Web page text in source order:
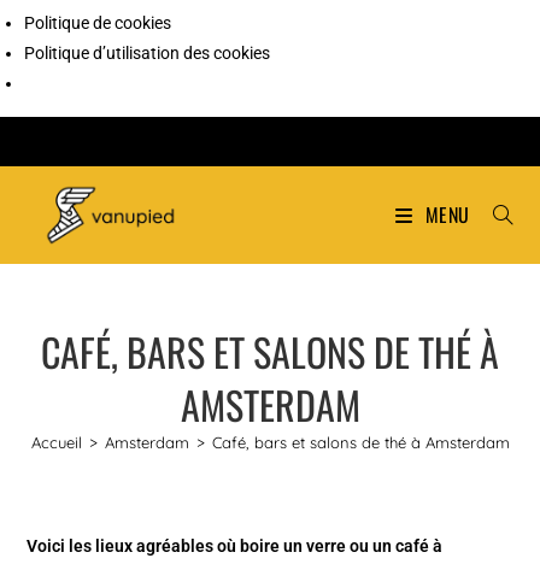
Politique de cookies
Politique d’utilisation des cookies
MENU
CAFÉ, BARS ET SALONS DE THÉ À
AMSTERDAM
Accueil > Amsterdam > Café, bars et salons de thé à Amsterdam
Voici les lieux agréables où boire un verre ou un café à